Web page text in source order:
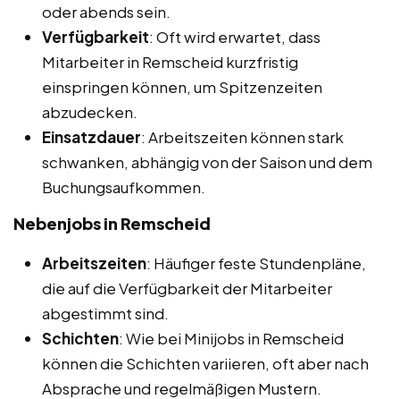
oder abends sein.
Verfügbarkeit: Oft wird erwartet, dass
Mitarbeiter in Remscheid kurzfristig
einspringen können, um Spitzenzeiten
abzudecken.
Einsatzdauer: Arbeitszeiten können stark
schwanken, abhängig von der Saison und dem
Buchungsaufkommen.
Nebenjobs in Remscheid
Arbeitszeiten: Häufiger feste Stundenpläne,
die auf die Verfügbarkeit der Mitarbeiter
abgestimmt sind.
Schichten: Wie bei Minijobs in Remscheid
können die Schichten variieren, oft aber nach
Absprache und regelmäßigen Mustern.